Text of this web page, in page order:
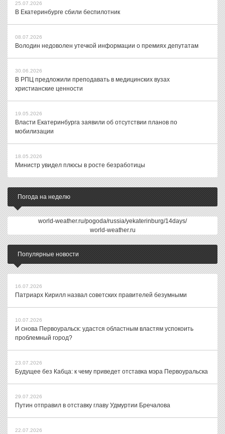
25.07.2026
В Екатеринбурге сбили беспилотник
08.07.2026
Володин недоволен утечкой информации о премиях депутатам
30.06.2026
В РПЦ предложили преподавать в медицинских вузах
христианские ценности
19.05.2026
Власти Екатеринбурга заявили об отсутствии планов по
мобилизации
18.05.2026
Министр увидел плюсы в росте безработицы
Погода на неделю
world-weather.ru/pogoda/russia/yekaterinburg/14days/
world-weather.ru
Популярные новости
16.07.2026
Патриарх Кирилл назвал советских правителей безумными
10.07.2026
И снова Первоуральск: удастся областным властям успокоить
проблемный город?
23.07.2026
Будущее без Кабца: к чему приведет отставка мэра Первоуральска
29.07.2026
Путин отправил в отставку главу Удмуртии Бречалова
22.07.2026